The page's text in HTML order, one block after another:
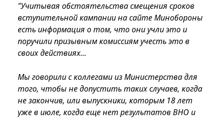
"Учитывая обстоятельства смещения сроков
вступительной кампании на сайте Минобороны
есть информация о том, что они учли это и
поручили призывным комиссиям учесть это в
своих действиях...
Мы говорили с коллегами из Министерства для
того, чтобы не допустить таких случаев, когда
не закончив, или выпускники, которым 18 лет
уже в июле, когда еще нет результатов ВНО и